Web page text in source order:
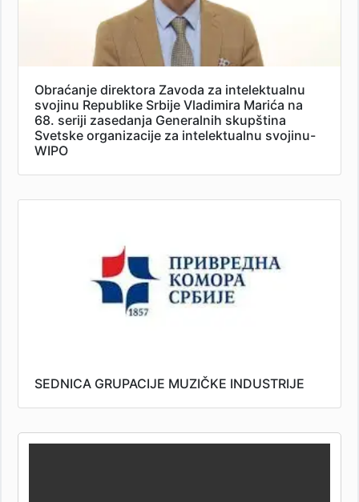
Obraćanje direktora Zavoda za intelektualnu
svojinu Republike Srbije Vladimira Marića na
68. seriji zasedanja Generalnih skupština
Svetske organizacije za intelektualnu svojinu-
WIPO
SEDNICA GRUPACIJE MUZIČKE INDUSTRIJE